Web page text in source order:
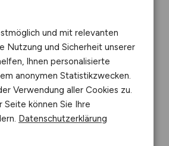
und mit relevanten
Nutzung und Sicherheit unserer
Ihnen personalisierte
anonymen Statistikzwecken.
Verwendung aller Cookies zu.
können Sie Ihre
Datenschutzerklärung